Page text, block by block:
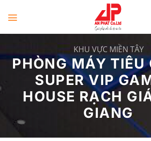
KHU VỰC MIỀN TÂY
PHÒNG MÁY TIÊU
SUPER VIP
HOUSE RẠCH
GIANG